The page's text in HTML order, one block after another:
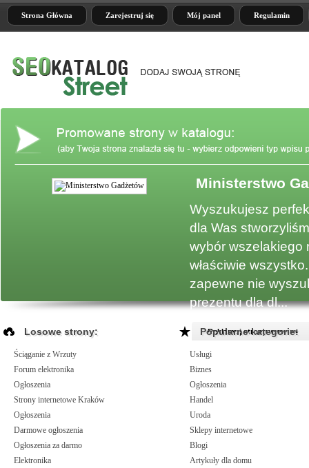
Strona Główna Zarejestruj się Mój panel Regulamin
Ministerstwo
Wyszukujesz
dla Was
wybór wszelakiego
właściwie
zapewne nie
prezentu dla dl...
Reklamuj strony www >>
Losowe strony:
Ściąganie z Wrzuty
Forum elektronika
Ogłoszenia
Strony internetowe Kraków
Ogłoszenia
Darmowe ogłoszenia
Ogłoszenia za darmo
Elektronika
Popularne kategorie:
Usługi
Biznes
Ogłoszenia
Handel
Uroda
Sklepy internetowe
Blogi
Artykuły dla domu